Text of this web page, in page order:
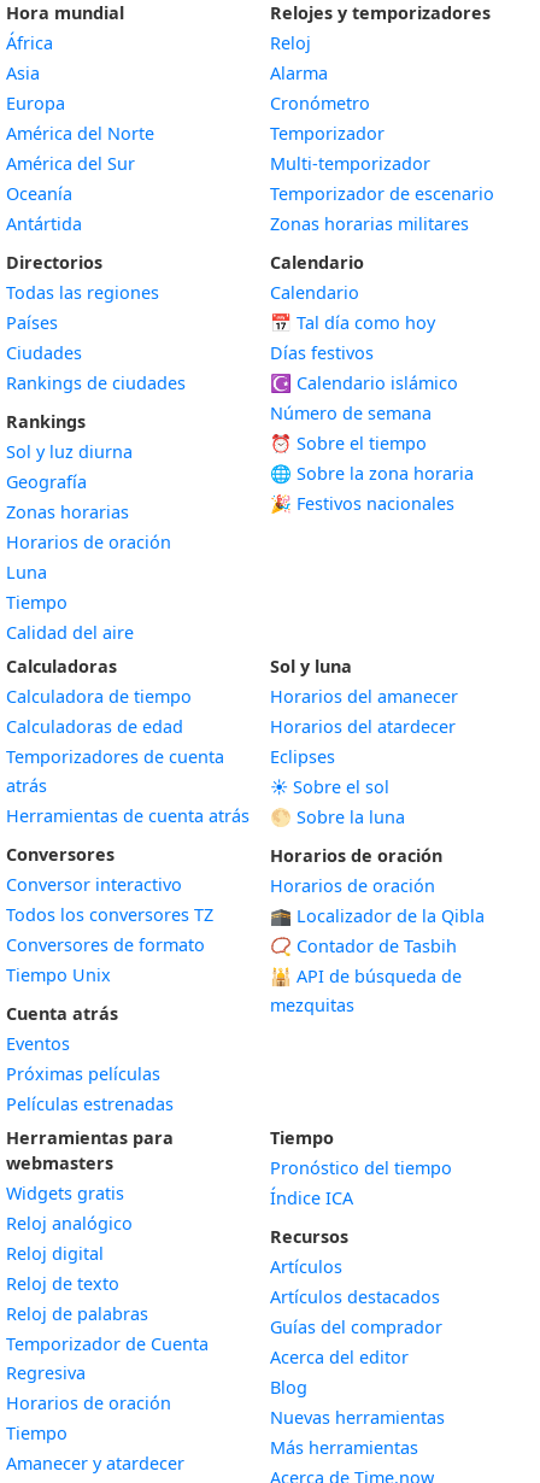
Hora mundial
África
Asia
Europa
América del Norte
América del Sur
Oceanía
Antártida
Directorios
Todas las regiones
Países
Ciudades
Rankings de ciudades
Rankings
Sol y luz diurna
Geografía
Zonas horarias
Horarios de oración
Luna
Tiempo
Calidad del aire
Relojes y temporizadores
Reloj
Alarma
Cronómetro
Temporizador
Multi-temporizador
Temporizador de escenario
Zonas horarias militares
Calendario
Calendario
📅 Tal día como hoy
Días festivos
☪️ Calendario islámico
Número de semana
⏰ Sobre el tiempo
🌐 Sobre la zona horaria
🎉 Festivos nacionales
Calculadoras
Calculadora de tiempo
Calculadoras de edad
Temporizadores de cuenta
atrás
Herramientas de cuenta atrás
Conversores
Conversor interactivo
Todos los conversores TZ
Conversores de formato
Tiempo Unix
Cuenta atrás
Eventos
Próximas películas
Películas estrenadas
Sol y luna
Horarios del amanecer
Horarios del atardecer
Eclipses
☀️ Sobre el sol
🌕 Sobre la luna
Horarios de oración
Horarios de oración
🕋 Localizador de la Qibla
📿 Contador de Tasbih
🕌 API de búsqueda de
mezquitas
Herramientas para
webmasters
Widgets gratis
Reloj analógico
Reloj digital
Reloj de texto
Reloj de palabras
Temporizador de Cuenta
Regresiva
Horarios de oración
Tiempo
Amanecer y atardecerWidget
Tiempo
Pronóstico del tiempo
Índice ICA
Recursos
Artículos
Artículos destacados
Guías del comprador
Acerca del editor
Blog
Nuevas herramientas
Más herramientas
Acerca de Time.now